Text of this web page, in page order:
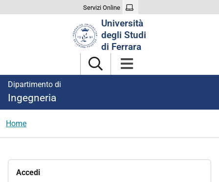
Servizi Online
Università
degli Studi
di Ferrara
Dipartimento di
Ingegneria
Home
Accedi